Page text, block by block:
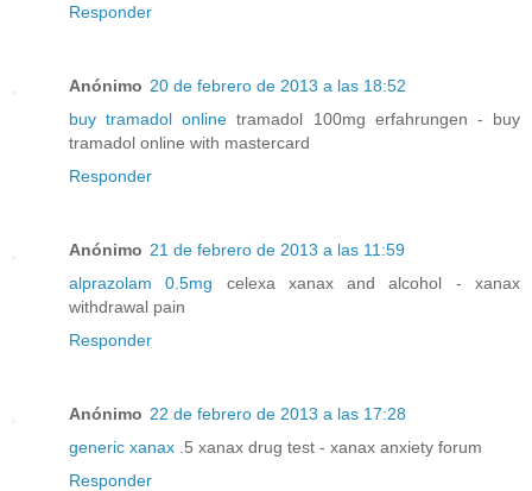
Responder
Anónimo 20 de febrero de 2013 a las 18:52
buy tramadol online tramadol 100mg erfahrungen - buy
tramadol online with mastercard
Responder
Anónimo 21 de febrero de 2013 a las 11:59
alprazolam 0.5mg celexa xanax and alcohol - xanax
withdrawal pain
Responder
Anónimo 22 de febrero de 2013 a las 17:28
generic xanax .5 xanax drug test - xanax anxiety forum
Responder